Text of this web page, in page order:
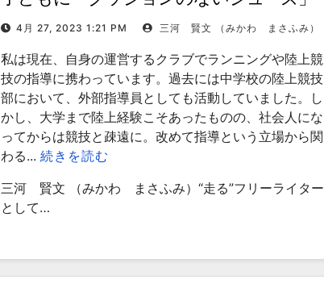
を買った理由
4月 27, 2023 1:21 PM 三河 賢文 （みかわ まさふみ）
私は現在、自身の運営するクラブでランニングや陸上競
技の指導に携わっています。過去には中学校の陸上競技
部において、外部指導員としても活動していました。し
かし、大学まで陸上経験こそあったものの、社会人にな
ってからは競技と疎遠に。改めて指導という立場から関
わる... 続きを読む
三河 賢文 （みかわ まさふみ）“走る”フリーライター
として…